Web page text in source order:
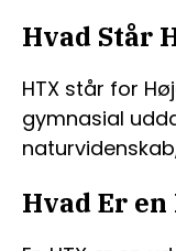
Hvad Står
HTX står for
gymnasial
Hvad Er en